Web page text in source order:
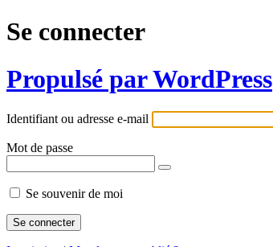
Se connecter
Propulsé par WordPress
Identifiant ou adresse e-mail
Mot de passe
Se souvenir de moi